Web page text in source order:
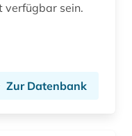
verfügbar sein.
Zur Datenbank